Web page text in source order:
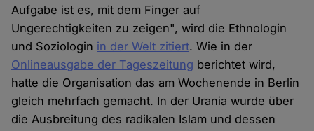
Aufgabe ist es, mit dem Finger auf
Ungerechtigkeiten zu zeigen", wird die Ethnologin
und Soziologin in der Welt zitiert. Wie in der
Onlineausgabe der Tageszeitung berichtet wird,
hatte die Organisation das am Wochenende in Berlin
gleich mehrfach gemacht. In der Urania wurde über
die Ausbreitung des radikalen Islam und dessen